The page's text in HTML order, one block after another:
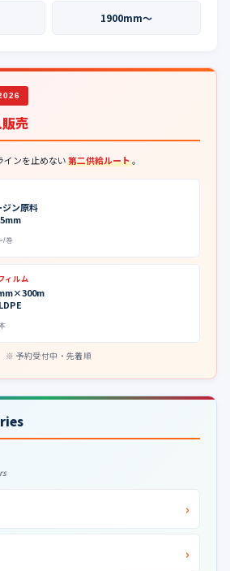
1900mm〜
売
インを止めない第二供給ルート。
ン原料
/巻
ィルム
予約受付中・先着順
›
›